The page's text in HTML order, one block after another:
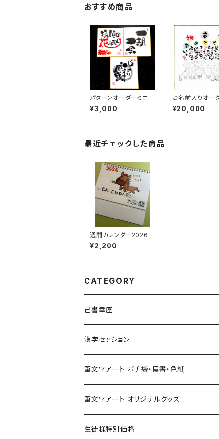
おすすめ商品
パターンオーダーミニ色
紙
¥3,000
お名前入りオー
紙
¥20,000
最近チェックした商品
週間カレンダー2026
¥2,200
CATEGORY
己書幸座
漢字セッション
筆文字アート ポチ袋・葉書・色紙
筆文字アート オリジナルグッズ
生徒様特別価格